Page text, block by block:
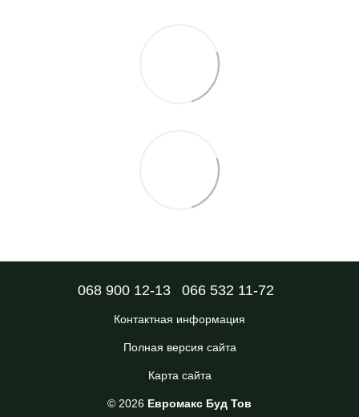
068 900 12-13 066 532 11-72
Контактная информация
Полная версия сайта
Карта сайта
© 2026 Евромакс Буд Тов